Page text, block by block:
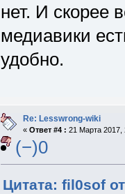
нет. И скорее
медиавики
удобно.
Re: Lesswrong-wiki
« Ответ #4 : 21 Марта 2017,
(−)0
Цитата: fil0sof